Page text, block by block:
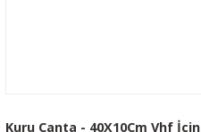
Kuru Çanta - 40X10Cm Vhf İçin